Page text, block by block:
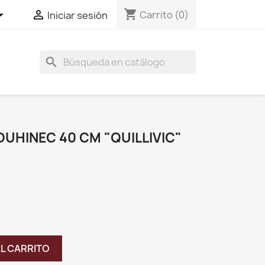
 Iniciar sesión shopping_cart Carrito (0)
search
40 CM "QUILLIVIC"
CARRITO